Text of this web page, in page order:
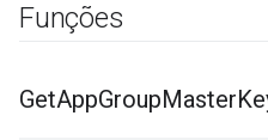
Funções
GetAppGroupMaster